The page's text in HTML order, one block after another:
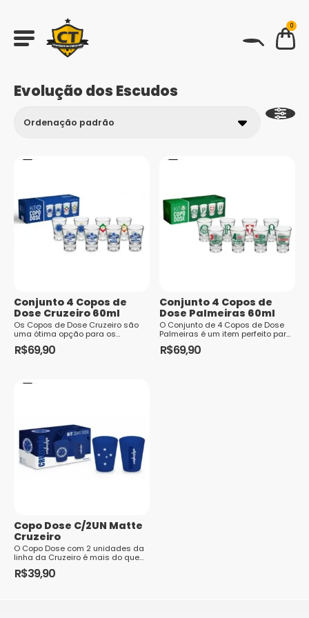
0
Evolução dos Escudos
Conjunto 4 Copos de
Dose Cruzeiro 60ml
Os Copos de Dose Cruzeiro são
uma ótima opção para os
torcedores do time celeste. Com
capacidade de 60ml, cada copo
R$69,90
Conjunto 4 Copos de
Dose Palmeiras 60ml
O Conjunto de 4 Copos de Dose
Palmeiras é um item perfeito para
os torcedores apaixonados pelo
clube. Cada copo possui
R$69,90
Copo Dose C/2UN Matte
Cruzeiro
O Copo Dose com 2 unidades da
linha da Cruzeiro é mais do que
apenas um simples utensílio de
vidro; é uma combinação perfeita
R$39,90